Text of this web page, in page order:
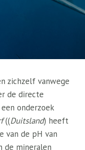
zichzelf vanwege
de directe
onderzoek
((Duitsland) heeft
van de pH van
de mineralen